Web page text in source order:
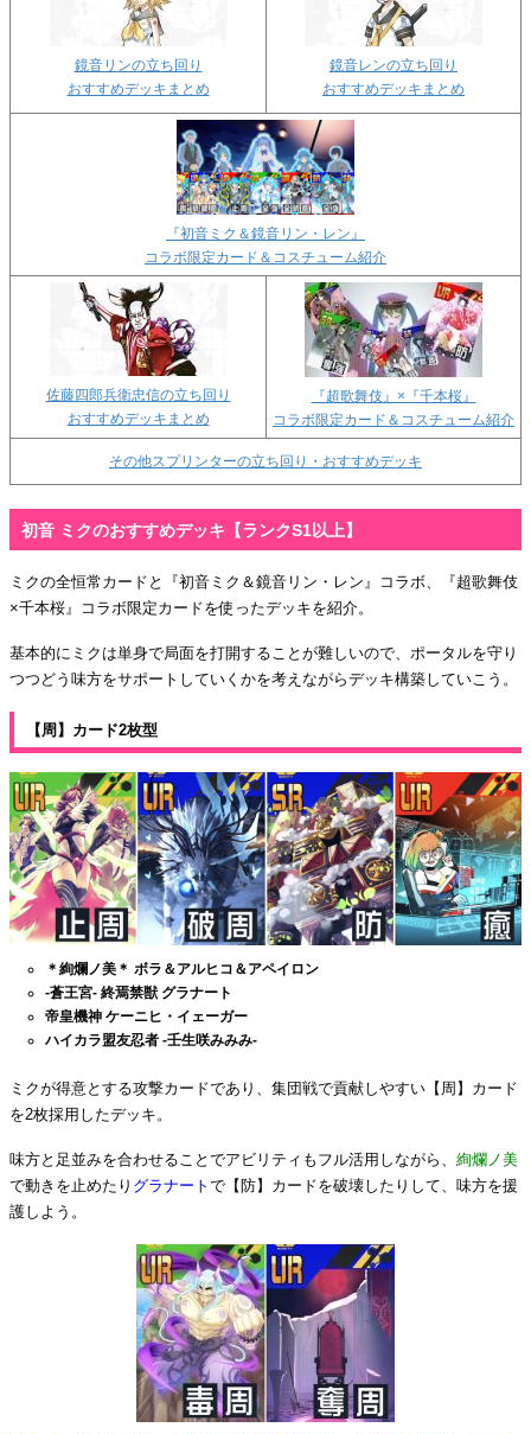
鏡音リンの立ち回り
おすすめデッキまとめ
鏡音レンの立ち回り
おすすめデッキまとめ
『初音ミク＆鏡音リン・レン』
コラボ限定カード＆コスチューム紹介
佐藤四郎兵衛忠信の立ち回り
おすすめデッキまとめ
『超歌舞伎』×『千本桜』
コラボ限定カード＆コスチューム紹介
その他スプリンターの立ち回り・おすすめデッキ
初音 ミクのおすすめデッキ【ランクS1以上】
ミクの全恒常カードと『初音ミク＆鏡音リン・レン』コラボ、『超歌舞伎
×千本桜』コラボ限定カードを使ったデッキを紹介。
基本的にミクは単身で局面を打開することが難しいので、ポータルを守り
つつどう味方をサポートしていくかを考えながらデッキ構築していこう。
【周】カード2枚型
＊絢爛ノ美＊ ボラ＆アルヒコ＆アペイロン
-蒼王宮- 終焉禁獣 グラナート
帝皇機神 ケーニヒ・イェーガー
ハイカラ盟友忍者 -壬生咲みみみ-
ミクが得意とする攻撃カードであり、集団戦で貢献しやすい【周】カード
を2枚採用したデッキ。
味方と足並みを合わせることでアビリティもフル活用しながら、 絢爛ノ美
で動きを止めたり グラナート で【防】カードを破壊したりして、味方を援
護しよう。